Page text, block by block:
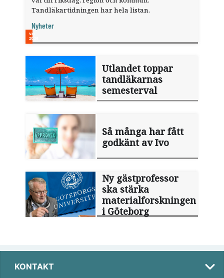
Tandläkartidningen har hela listan.
Nyheter
Utlandet toppar
tandläkarnas
semesterval
Så många har fått
godkänt av Ivo
Ny gästprofessor
ska stärka
materialforskningen
i Göteborg
KONTAKT